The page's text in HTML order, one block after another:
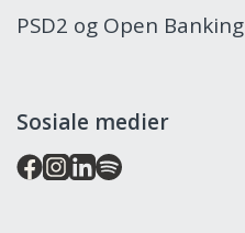
PSD2 og Open Banking
Sosiale medier